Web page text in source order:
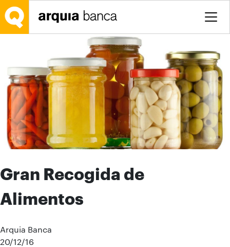
Saltar al contenido principal
Gran Recogida de
Alimentos
Arquia Banca
20/12/16